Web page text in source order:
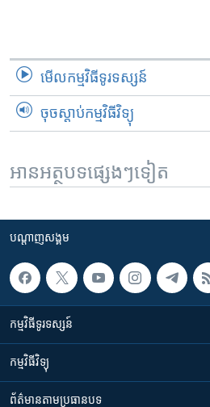
មើល​កម្មវិធី​ទូរទស្សន៍
ចុចស្តាប់កម្មវិធីវិទ្យុ
អានអត្ថបទផ្សេងៗទៀត
បណ្តាញ​សង្គម
កម្មវិធី​ទូរទស្សន៍
កម្មវិធី​វិទ្យុ
ព័ត៌មាន​តាមប្រធានបទ​